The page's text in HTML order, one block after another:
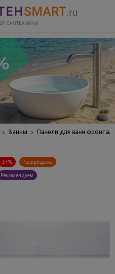
Ванны Панели для ванн
-37% Распродажа
Рекомендуем